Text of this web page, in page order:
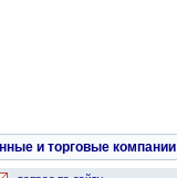
и торговые компании